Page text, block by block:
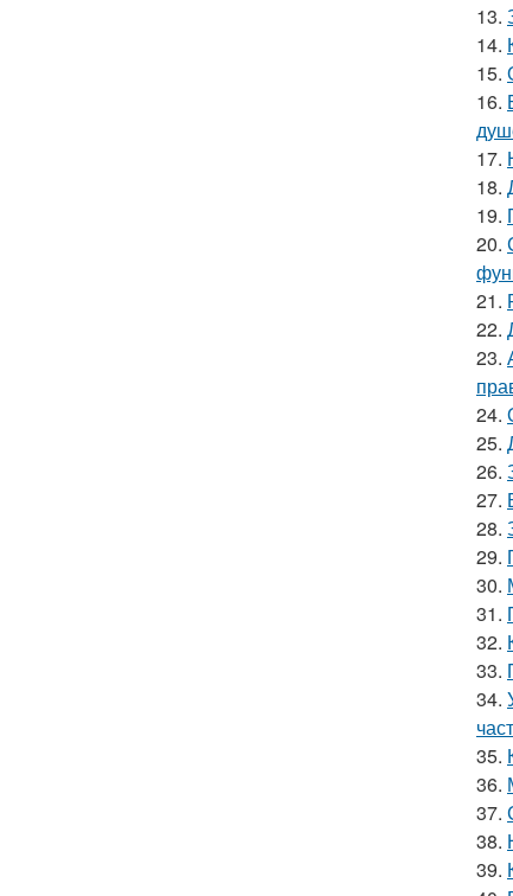
13.
14.
15.
16.
17.
18.
19.
20.
21.
22.
23.
24.
25.
26.
27.
28.
29.
30.
31.
32.
33.
34.
35.
36.
37.
38.
39.